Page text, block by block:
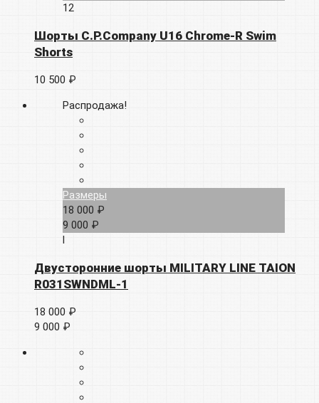
12
Шорты C.P.Company U16 Chrome-R Swim
Shorts
10 500 ₽
Распродажа!
Размеры
18 000 ₽
9 000 ₽
l
Двусторонние шорты MILITARY LINE TAION
R031SWNDML-1
18 000 ₽
9 000 ₽